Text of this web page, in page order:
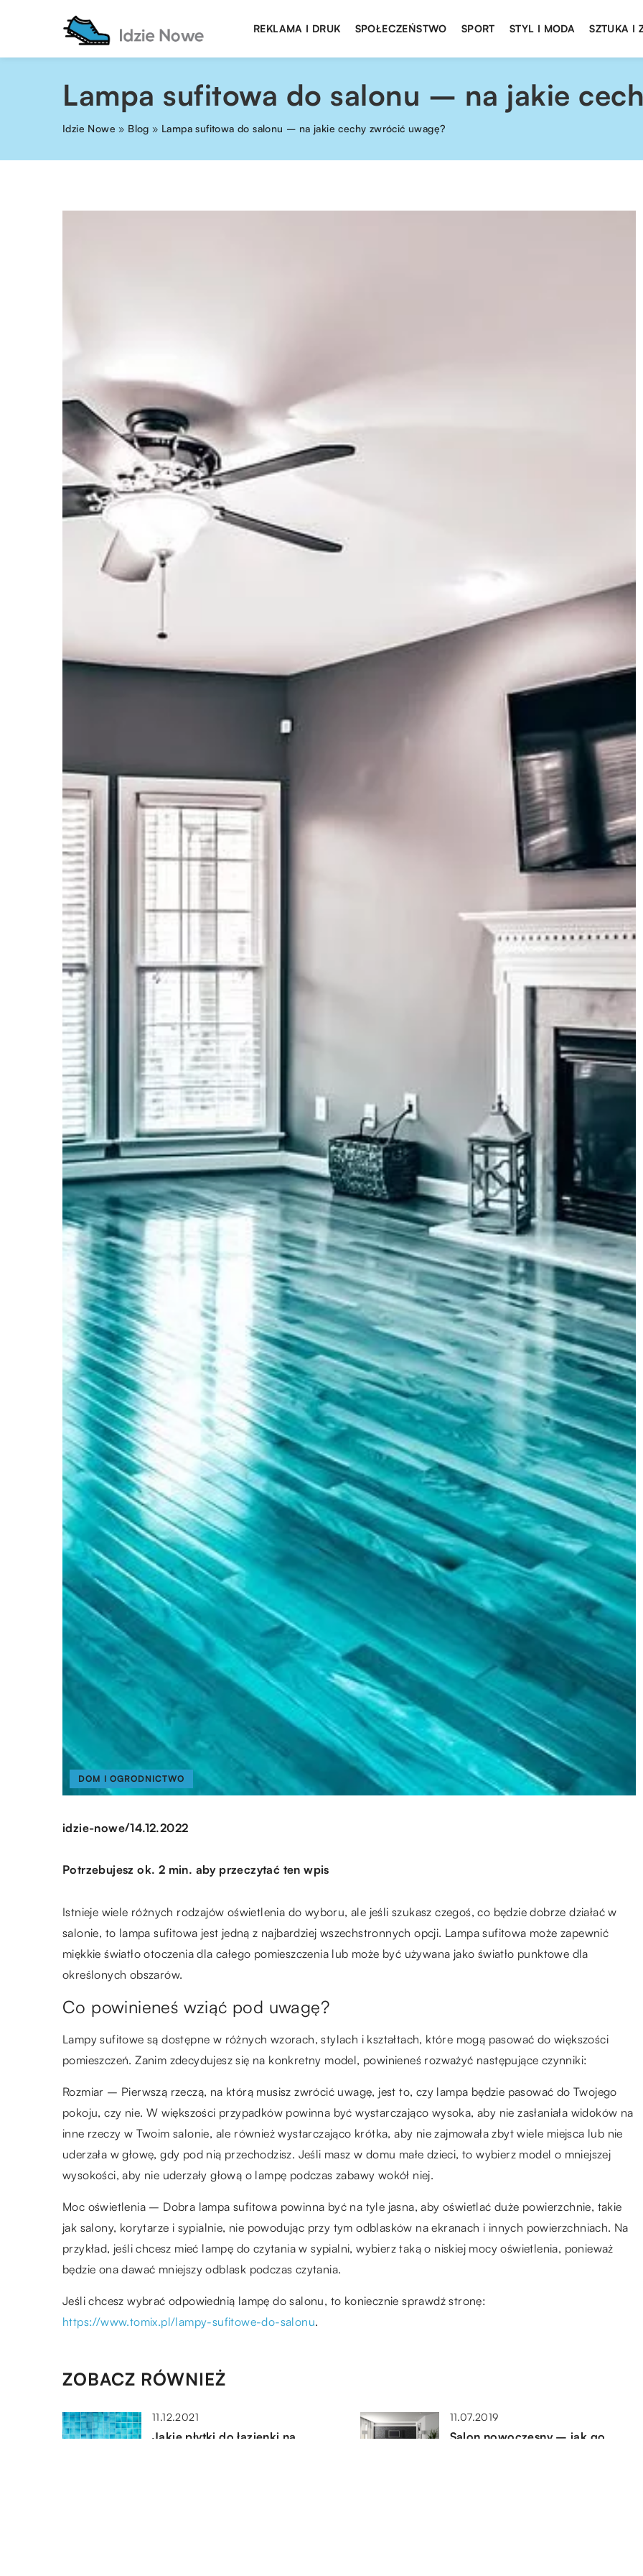
REKLAMA I DRUK SPOŁECZEŃSTWO SPORT STYL I MODA SZTUKA I
Lampa sufitowa do salonu – na jakie
Idzie Nowe » Blog » Lampa sufitowa do salonu – na jakie cechy zwrócić uwagę?
DOM I OGRODNICTWO
idzie-nowe/14.12.2022
Potrzebujesz ok. 2 min. aby przeczytać ten wpis
Istnieje wiele różnych rodzajów oświetlenia do wyboru, ale jeśli szukasz czegoś, co będzie dobrze działać w
salonie, to lampa sufitowa jest jedną z najbardziej wszechstronnych opcji. Lampa sufitowa może zapewnić
miękkie światło otoczenia dla całego pomieszczenia lub może być używana jako światło punktowe dla
określonych obszarów.
Co powinieneś wziąć pod uwagę?
Lampy sufitowe są dostępne w różnych wzorach, stylach i kształtach, które mogą pasować do większości
pomieszczeń. Zanim zdecydujesz się na konkretny model, powinieneś rozważyć następujące czynniki:
Rozmiar – Pierwszą rzeczą, na którą musisz zwrócić uwagę, jest to, czy lampa będzie pasować do Twojego
pokoju, czy nie. W większości przypadków powinna być wystarczająco wysoka, aby nie zasłaniała widoków na
inne rzeczy w Twoim salonie, ale również wystarczająco krótka, aby nie zajmowała zbyt wiele miejsca lub nie
uderzała w głowę, gdy pod nią przechodzisz. Jeśli masz w domu małe dzieci, to wybierz model o mniejszej
wysokości, aby nie uderzały głową o lampę podczas zabawy wokół niej.
Moc oświetlenia – Dobra lampa sufitowa powinna być na tyle jasna, aby oświetlać duże powierzchnie, takie
jak salony, korytarze i sypialnie, nie powodując przy tym odblasków na ekranach i innych powierzchniach. Na
przykład, jeśli chcesz mieć lampę do czytania w sypialni, wybierz taką o niskiej mocy oświetlenia, ponieważ
będzie ona dawać mniejszy odblask podczas czytania.
Jeśli chcesz wybrać odpowiednią lampę do salonu, to koniecznie sprawdź stronę:
https://www.tomix.pl/lampy-sufitowe-do-salonu.
ZOBACZ RÓWNIEŻ
11.12.2021
Jakie płytki do łazienki na
11.07.2019
Salon nowoczesny – jak go